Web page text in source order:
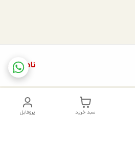
ناموجود
پروفایل سبد خرید